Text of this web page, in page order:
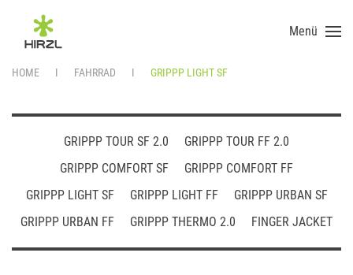
Skip to main content
Menü
HOME FAHRRAD GRIPPP LIGHT SF
GRIPPP TOUR SF 2.0
GRIPPP TOUR FF 2.0
GRIPPP COMFORT SF
GRIPPP COMFORT FF
GRIPPP LIGHT SF
GRIPPP LIGHT FF
GRIPPP URBAN SF
GRIPPP URBAN FF
GRIPPP THERMO 2.0 FINGER JACKET